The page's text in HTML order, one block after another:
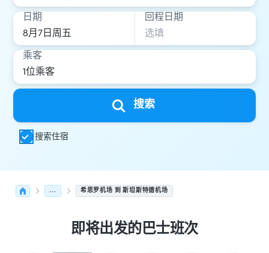
日期 回程日期
乘客
搜索
搜索住宿
... 希思罗机场 到 斯坦斯特德机场
即将出发的巴士班次